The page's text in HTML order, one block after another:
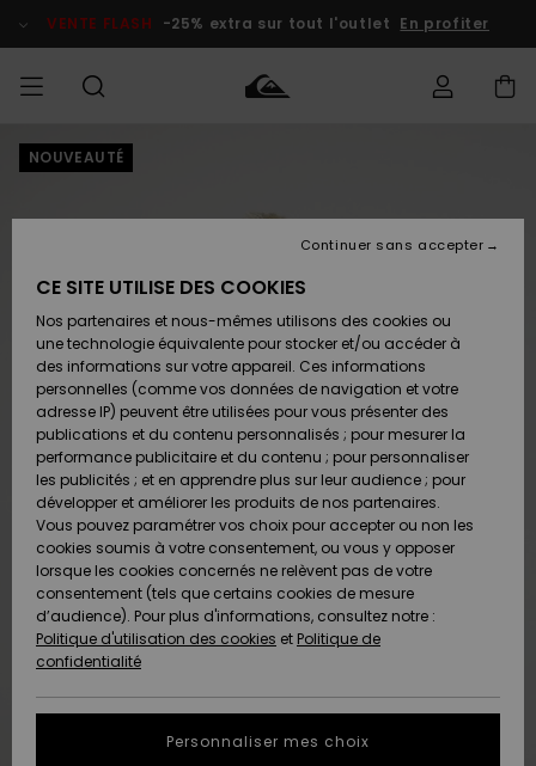
l'information
le
VENTE FLASH -25% extra sur tout l'outlet En profiter
HOMME
Accessoires
Chaussures
& Tongs
Surf
Snow
Nouveautés
A
Découvrir
Accessoires
Chaussures
& Tongs
Surf
Snow
Nouveautés
A
Découvrir
FEMME
Nouveautés
A
Découvrir
Snow
SURF
Enfant
Highlights
Communauté
SNOW
Snow
Shop
Enfant
Snow
Shop
Femme
A
Découvrir
Communauté
VENTE
FLASH
Enfant
Outlet
Femme
Préférences
Langue Et
Région
Nederlands
AIDE &
CONTACT
Retours
Paiement
Carte
Cadeau
Quiksilver
Freedom
Protection
des données
NOUVEAUTÉ
CE SITE UTILISE DES COOKIES
Nos partenaires et nous-mêmes utilisons des cookies ou
une technologie équivalente pour stocker et/ou accéder à
des informations sur votre appareil. Ces informations
personnelles (comme vos données de navigation et votre
adresse IP) peuvent être utilisées pour vous présenter des
publications et du contenu personnalisés ; pour mesurer la
performance publicitaire et du contenu ; pour personnaliser
les publicités ; et en apprendre plus sur leur audience ; pour
développer et améliorer les produits de nos partenaires.
Vous pouvez paramétrer vos choix pour accepter ou non les
cookies soumis à votre consentement, ou vous y opposer
lorsque les cookies concernés ne relèvent pas de votre
consentement (tels que certains cookies de mesure
d’audience). Pour plus d'informations, consultez notre :
Politique d'utilisation des cookies et Politique de
confidentialité
Personnaliser mes choix
Continuer sans accepter